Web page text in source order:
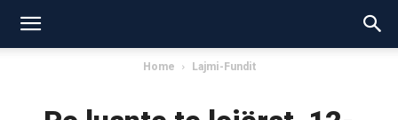
Home Lajmi-Fundit